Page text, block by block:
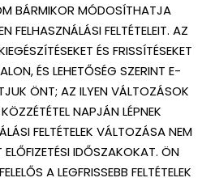
BÁRMIKOR MÓDOSÍTHATJA
FELHASZNÁLÁSI FELTÉTELEIT. AZ
ÉS FRISSÍTÉSEKET
ÉS LEHETŐSÉG SZERINT E-
ÖNT; AZ ILYEN VÁLTOZÁSOK
NAPJÁN LÉPNEK
FELTÉTELEK VÁLTOZÁSA NEM
ELŐFIZETÉSI IDŐSZAKOKAT. ÖN
A LEGFRISSEBB FELTÉTELEK